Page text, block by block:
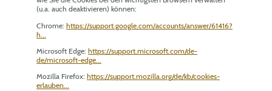
(u.a. auch deaktivieren) können:
Chrome: https://support.google.com/accounts/answer/61416?
h...
Microsoft Edge: https://support.microsoft.com/de-
de/microsoft-edge...
Mozilla Firefox: https://support.mozilla.org/de/kb/cookies-
erlauben...